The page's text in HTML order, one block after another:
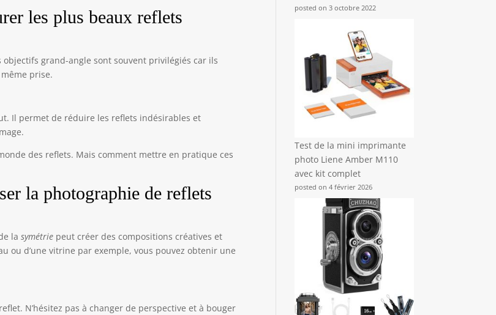
les plus beaux reflets
grand-angle sont souvent privilégiés car ils
prise.
Il permet de réduire les reflets indésirables et
des reflets. Mais comment mettre en pratique ces
la photographie de reflets
lasymétrie peut créer des compositions créatives et
ou d’une vitrine par exemple, vous pouvez obtenir une
N’hésitez pas à changer de perspective et à bouger
posted on 3 octobre 2022
Test de la mini imprimante
photo Liene Amber M110
avec kit complet
posted on 4 février 2026